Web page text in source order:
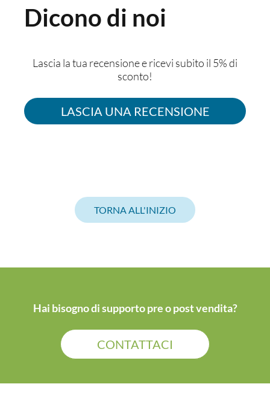
Dicono di noi
Lascia la tua recensione e ricevi subito il 5% di
sconto!
LASCIA UNA RECENSIONE
TORNA ALL'INIZIO
Hai bisogno di supporto pre o post vendita?
CONTATTACI